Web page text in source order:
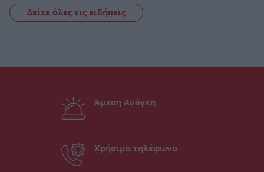
Δείτε όλες τις ειδήσεις
Άμεση Ανάγκη
Χρήσιμα τηλέφωνα